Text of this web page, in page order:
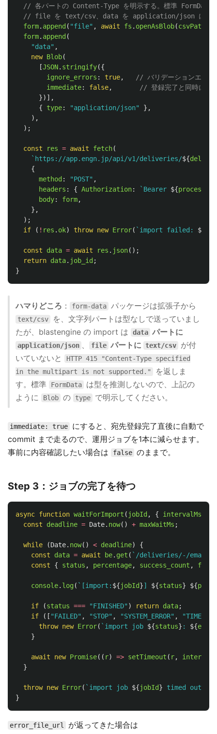
// 各パートの Content-Type を明示する。標準 FormData
// file を text/csv、data を application/json にしな
form. append ( "file" , await fs . openAsBlob(csvPath
form. append (
"data" ,
new Blob(
[JSON. stringify({
ignore_errors : true,
// バリデーションエラー
immediate: false,
// 登録完了と同時に配
})],
{
type: "application/json"
},
),
);
const res = await fetch(
`https://app.engn.jp/api/v1/deliveries/${
{
method : "POST" ,
headers : { Authorization: `Bearer ${process
body: form,
},
);
if
( ! res . ok) throw new Error( `import failed: ${
const data = await res . json();
return data. job_id ;
}
ハマりどころ ： form-data パッケージは拡張子から
text/csv
を、文字列パートは型なしで送っていまし
たが、blastengine の import は
data パートに
application/json 、 file パートに text/csv
が付
いていないと
HTTP 415 "Content-Type specified
in the multipart is not supported."
を返しま
す。標準
FormData
は型を推測しないので、上記の
ように
Blob の type で明示してください。
immediate: true
にすると、宛先登録完了直後に自動で
commit まで走るので、運用ジョブを1本に減らせます。
事前に内容確認したい場合は
false のままで。
Step 3：ジョブの完了を待つ
async function waitForImport ( jobId , { intervalMs
const
deadline = Date. now() + maxWaitMs ;
while (Date. now() < deadline)
{
const
data = await be. get ( `/deliveries/-/
const
{ status , percentage, success_count ,
console. log( `[import: ${jobId}] ${status} ${
if (status === "FINISHED" ) return data;
if
([ "FAILED" , "STOP" , "SYSTEM_ERROR" , "TIMEOUT
throw new Error( `import job ${status} : ${
}
await new Promise(( r) => setTimeout ( r,
}
throw new Error( `import job ${jobId} timed out`
}
error_file_url が返ってきた場合は